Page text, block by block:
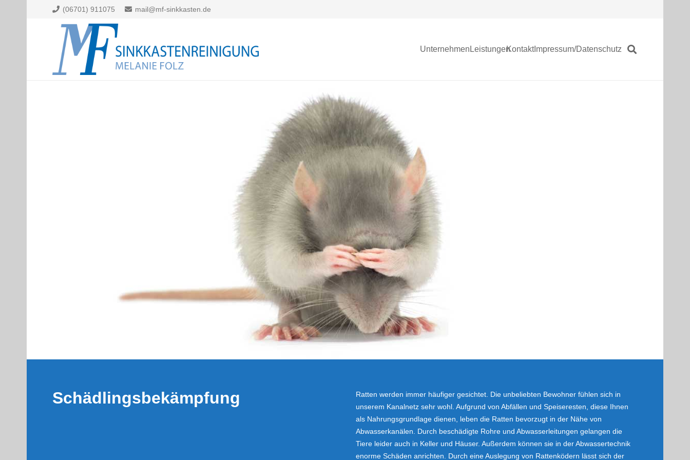
(06701) 911075 mail@mf-sinkkasten.de
Unternehmen LeistungenKontaktImpressum/Datenschutz
Schädlingsbekämpfung
Ratten werden immer häufiger gesichtet. Die unbeliebten Bewohner fühlen sich in
unserem Kanalnetz sehr wohl. Aufgrund von Abfällen und Speiseresten, diese Ihnen
als Nahrungsgrundlage dienen, leben die Ratten bevorzugt in der Nähe von
Abwasserkanälen. Durch beschädigte Rohre und Abwasserleitungen gelangen die
Tiere leider auch in Keller und Häuser. Außerdem können sie in der Abwassertechnik
enorme Schäden anrichten. Durch eine Auslegung von Rattenködern lässt sich der